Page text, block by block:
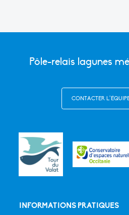
Pôle-relais lagunes
CONTACTER
INFORMATIONS PRATIQUES